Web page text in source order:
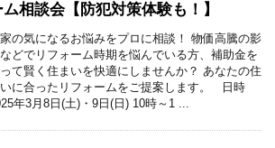
ム相談会【防犯対策体験も！】
の気になるお悩みをプロに相談！ 物価高騰の影
どでリフォーム時期を悩んでいる方、補助金を
て賢く住まいを快適にしませんか？ あなたの住
に合ったリフォームをご提案します。 日時
年3月8日(土)・9日(日) 10時～1 ...